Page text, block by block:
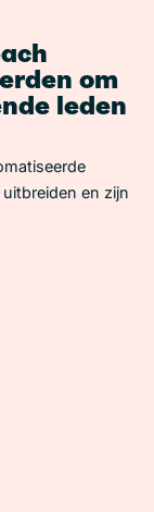
om
leden
en zijn